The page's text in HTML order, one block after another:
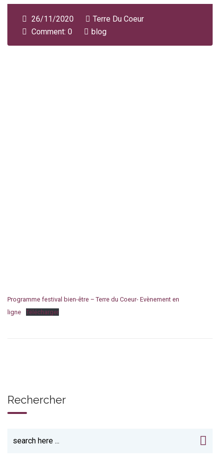
26/11/2020
Terre Du Coeur
Comment: 0
blog
Programme festival bien-être – Terre du Coeur- Evènement en
ligne
Télécharger
Rechercher